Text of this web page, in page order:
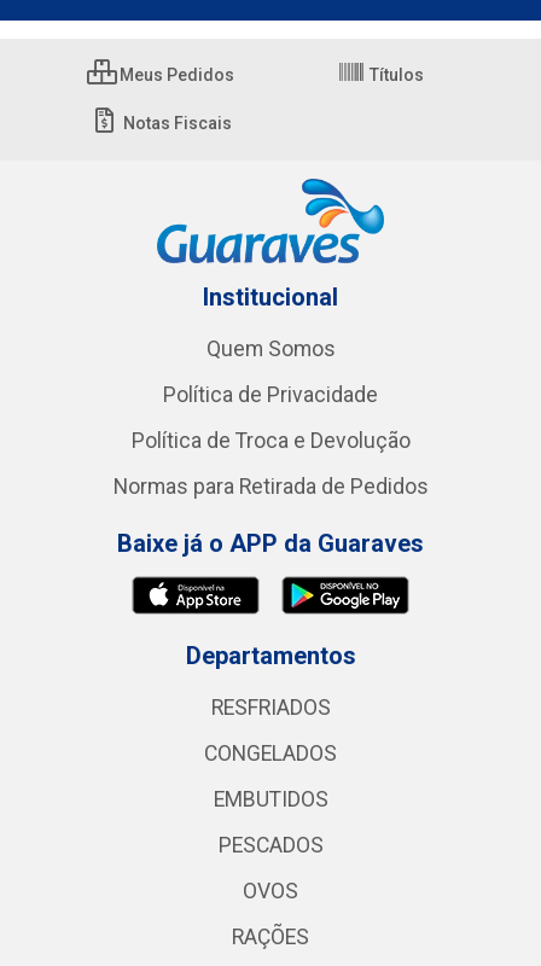
Meus Pedidos Títulos
Notas Fiscais
Institucional
Quem Somos
Política de Privacidade
Política de Troca e Devolução
Normas para Retirada de Pedidos
Baixe já o APP da Guaraves
Departamentos
RESFRIADOS
CONGELADOS
EMBUTIDOS
PESCADOS
OVOS
RAÇÕES